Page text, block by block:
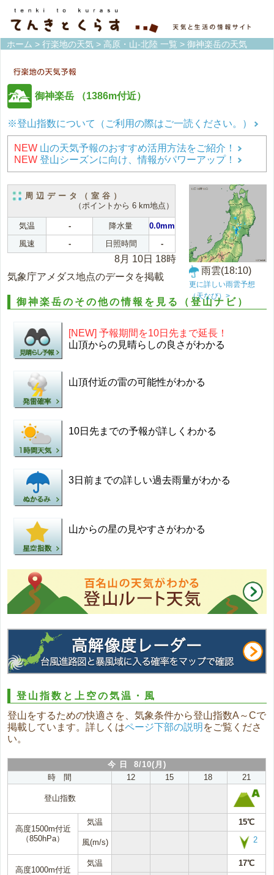
ホーム > 行楽地の天気 > 高原・山-北陸 一覧 > 御神楽岳の天気
御神楽岳 （1386m付近）
※登山指数について（ご利用の際はご一読ください。）
NEW 山の天気予報のおすすめ活用方法をご紹介！
NEW 登山シーズンに向け、情報がパワーアップ！
周辺データ（室谷）
（ポイントから 6 km地点）
気温 - 降水量
0.0mm
風速
- 日照時間 -
8月 10日 18時
気象庁アメダス地点のデータを掲載
雨雲(18:10)
更に詳しい雨雲予想
（天なび）>
御神楽岳のその他の情報を見る（登山ナビ）
[NEW] 予報期間を10日先まで延長！
山頂からの見晴らしの良さがわかる
山頂付近の雷の可能性がわかる
10日先までの予報が詳しくわかる
3日前までの詳しい過去雨量がわかる
山からの星の見やすさがわかる
登山指数と上空の気温・風
登山をするための快適さを、気象条件から登山指数A～Cで
掲載しています。詳しくはページ下部の説明 をご覧くださ
い。
今 日 8/10(月)
時 間
12 15 18 21
登山指数
高度1500m付近
（850hPa）
気温 15℃
風(m/s) 2
高度1000m付近
気温 17℃